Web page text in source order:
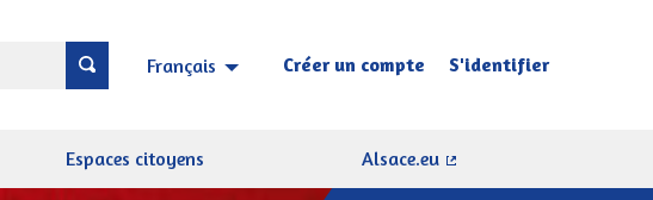
Français Choisir la langue Sprache wählen
Créer un compte S'identifier
Espaces citoyens
Alsace.eu